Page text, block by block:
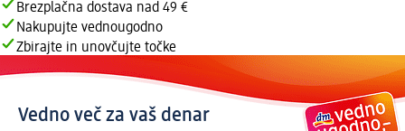
Brezplačna dostava nad 49 €
Nakupujte vednougodno
Zbirajte in unovčujte točke
Vedno več za vaš denar